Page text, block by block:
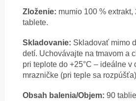
Zloženie: mumio 100 % extrakt,
tablete.
Skladovanie: Skladovať mimo
detí. Uchovávajte na tmavom a
pri teplote do +25°C – ideálne v
mrazničke (pri teple sa
Obsah balenia/Objem: 90